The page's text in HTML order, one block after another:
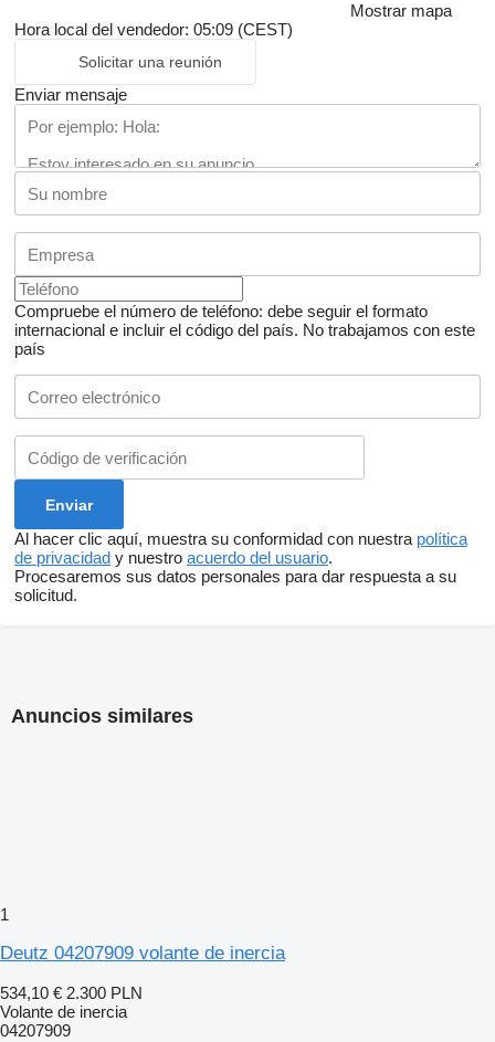
Mostrar mapa
Hora local del vendedor: 05:09 (CEST)
Solicitar una reunión
Enviar mensaje
Compruebe el número de teléfono: debe seguir el formato
internacional e incluir el código del país. No trabajamos con este
país
Al hacer clic aquí, muestra su conformidad con nuestra política
de privacidad y nuestro acuerdo del usuario.
Procesaremos sus datos personales para dar respuesta a su
solicitud.
Anuncios similares
1
Deutz 04207909 volante de inercia
534,10 € 2.300 PLN
Volante de inercia
04207909